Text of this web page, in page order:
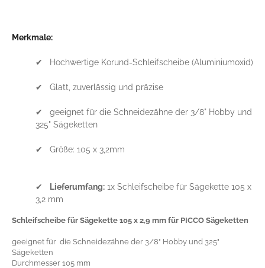
Merkmale:
✔ Hochwertige Korund-Schleifscheibe (Aluminiumoxid)
✔ Glatt, zuverlässig und präzise
✔ geeignet für die Schneidezähne der 3/8" Hobby und
325" Sägeketten
✔ Größe: 105 x 3,2mm
✔ Lieferumfang: 1x Schleifscheibe für Sägekette 105 x
3,2 mm
Schleifscheibe für Sägekette 105 x 2,9 mm für PICCO Sägeketten
geeignet für die Schneidezähne der 3/8" Hobby und 325"
Sägeketten
Durchmesser 105 mm